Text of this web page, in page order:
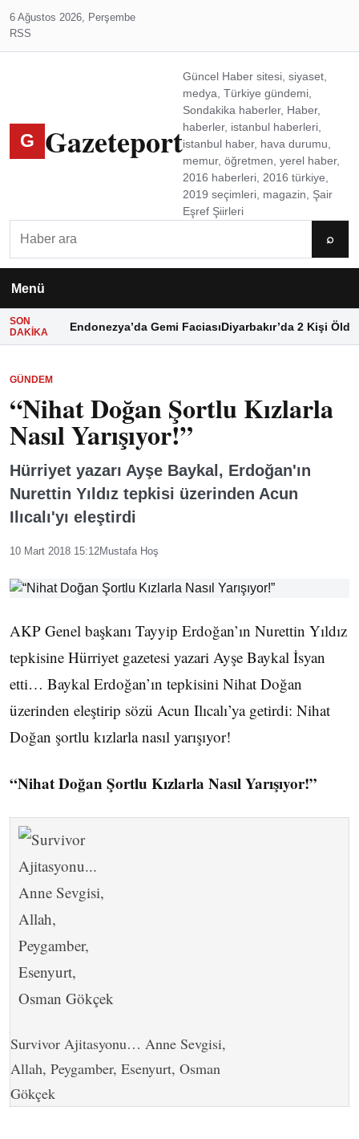
6 Ağustos 2026, Perşembe
RSS
G Gazeteport
Güncel Haber sitesi, siyaset,
medya, Türkiye gündemi,
Sondakika haberler, Haber,
haberler, istanbul haberleri,
istanbul haber, hava durumu,
memur, öğretmen, yerel haber,
2016 haberleri, 2016 türkiye,
2019 seçimleri, magazin, Şair
Eşref Şiirleri
⌕
Menü
SON
DAKIKA
Endonezya’da Gemi FaciasıDiyarbakır’da 2 Kişi Öldü
GÜNDEM
“Nihat Doğan Şortlu Kızlarla
Nasıl Yarışıyor!”
Hürriyet yazarı Ayşe Baykal, Erdoğan'ın
Nurettin Yıldız tepkisi üzerinden Acun
Ilıcalı'yı eleştirdi
10 Mart 2018 15:12Mustafa Hoş
AKP Genel başkanı Tayyip Erdoğan’ın Nurettin Yıldız
tepkisine Hürriyet gazetesi yazari Ayşe Baykal İsyan
etti… Baykal Erdoğan’ın tepkisini Nihat Doğan
üzerinden eleştirip sözü Acun Ilıcalı’ya getirdi: Nihat
Doğan şortlu kızlarla nasıl yarışıyor!
“Nihat Doğan Şortlu Kızlarla Nasıl Yarışıyor!”
Survivor Ajitasyonu… Anne Sevgisi,
Allah, Peygamber, Esenyurt, Osman
Gökçek